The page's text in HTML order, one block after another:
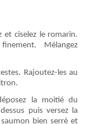
et ciselez le romarin.
Mélangez
Rajoutez-les au
la moitié du
puis versez la
bien serré et